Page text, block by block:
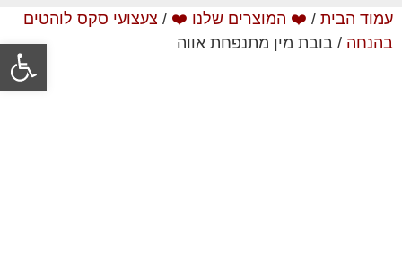
עמוד הבית / ❤️ המוצרים שלנו ❤️ / צעצועי סקס לוהטים
בהנחה / בובת מין מתנפחת אווה פתח